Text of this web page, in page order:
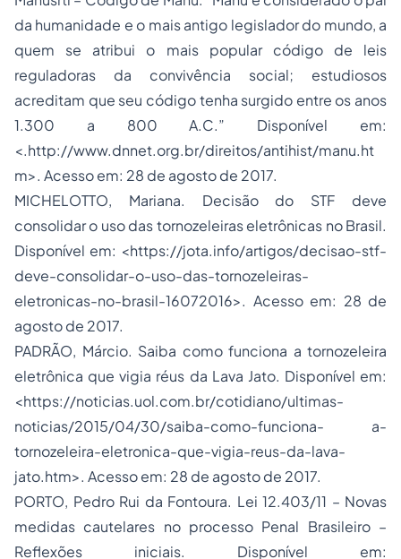
da humanidade e o mais antigo legislador do mundo, a
quem se atribui o mais popular código de leis
reguladoras da convivência social; estudiosos
acreditam que seu código tenha surgido entre os anos
1.300 a 800 A.C.” Disponível em:
<.http://www.dnnet.org.br/direitos/antihist/manu.ht
m>. Acesso em: 28 de agosto de 2017.
MICHELOTTO, Mariana. Decisão do STF deve
consolidar o uso das tornozeleiras eletrônicas no Brasil.
Disponível em: <https://jota.info/artigos/decisao-stf-
deve-consolidar-o-uso-das-tornozeleiras-
eletronicas-no-brasil-16072016>. Acesso em: 28 de
agosto de 2017.
PADRÃO, Márcio. Saiba como funciona a tornozeleira
eletrônica que vigia réus da Lava Jato. Disponível em:
<https://noticias.uol.com.br/cotidiano/ultimas-
noticias/2015/04/30/saiba-como-funciona- a-
tornozeleira-eletronica-que-vigia-reus-da-lava-
jato.htm>. Acesso em: 28 de agosto de 2017.
PORTO, Pedro Rui da Fontoura. Lei 12.403/11 – Novas
medidas cautelares no processo Penal Brasileiro –
Reflexões iniciais. Disponível em: